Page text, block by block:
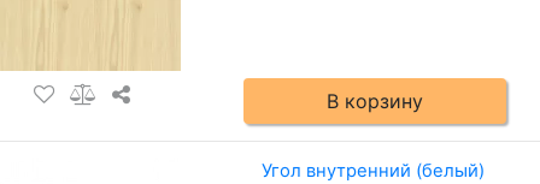
В корзину
Угол внутренний (белый)